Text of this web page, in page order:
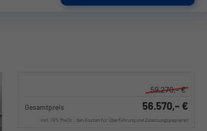
59.270,– €
Gesamtpreis 56.570,– €
incl. 19% MwSt., den Kosten für Überführung und Zulassungspapieren